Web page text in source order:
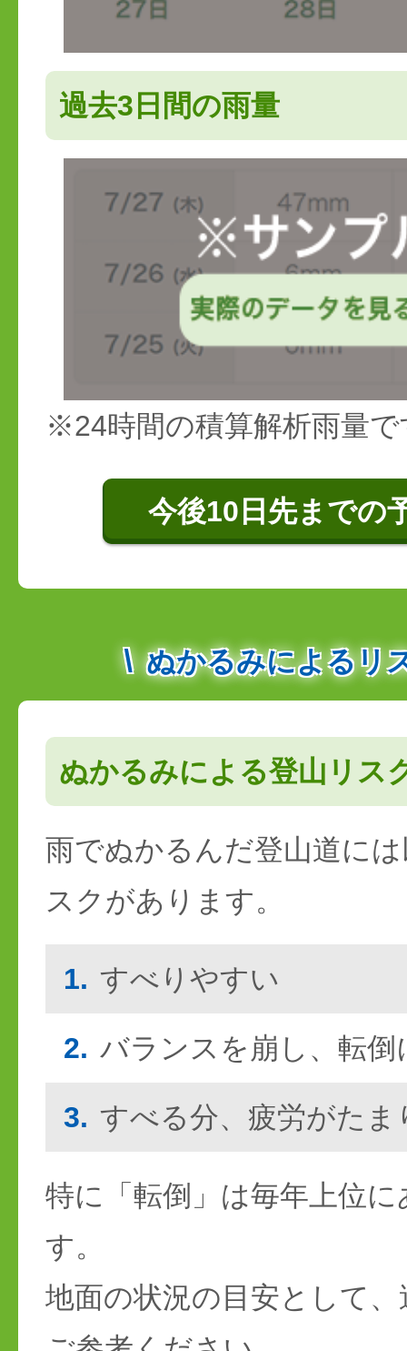
過去3日間の雨量
※24時間の積算解析雨量で
今後10日先までの
ぬかるみによるリ
ぬかるみによる登山リス
雨でぬかるんだ登山道に
スクがあります。
1. すべりやすい
2. バランスを崩し、転
3. すべる分、疲労がたま
特に「転倒」は毎年上位
す。
地面の状況の目安として